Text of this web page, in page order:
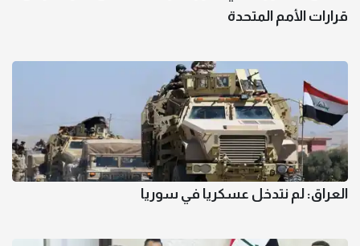
قرارات الأمم المتحدة
العراق: لم نتدخل عسكريا في سوريا